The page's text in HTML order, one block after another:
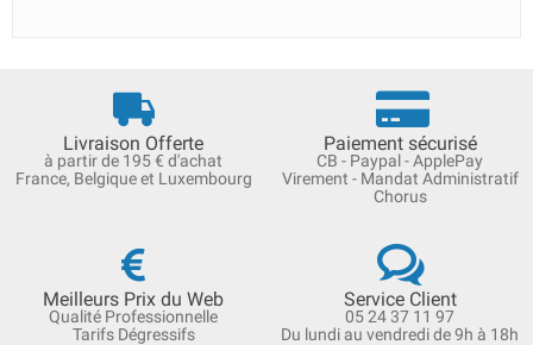
Livraison Offerte
à partir de 195 € d'achat
France, Belgique et Luxembourg
Paiement sécurisé
CB - Paypal - ApplePay
Virement - Mandat Administratif
Chorus
Meilleurs Prix du Web
Qualité Professionnelle
Tarifs Dégressifs
Service Client
05 24 37 11 97
Du lundi au vendredi de 9h à 18h